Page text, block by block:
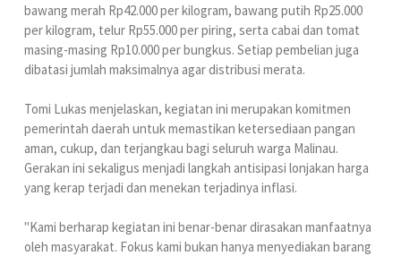
bawang merah Rp42.000 per kilogram, bawang putih Rp25.000
per kilogram, telur Rp55.000 per piring, serta cabai dan tomat
masing-masing Rp10.000 per bungkus. Setiap pembelian juga
dibatasi jumlah maksimalnya agar distribusi merata.
Tomi Lukas menjelaskan, kegiatan ini merupakan komitmen
pemerintah daerah untuk memastikan ketersediaan pangan
aman, cukup, dan terjangkau bagi seluruh warga Malinau.
Gerakan ini sekaligus menjadi langkah antisipasi lonjakan harga
yang kerap terjadi dan menekan terjadinya inflasi.
"Kami berharap kegiatan ini benar-benar dirasakan manfaatnya
oleh masyarakat. Fokus kami bukan hanya menyediakan barang